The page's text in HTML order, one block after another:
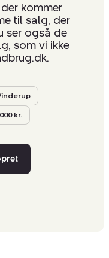
kommer
til salg, der
ser også de
som vi ikke
kr.